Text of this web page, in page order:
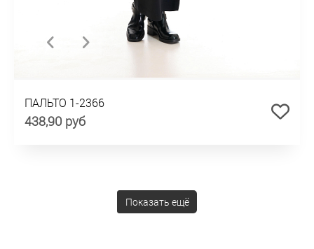
ПАЛЬТО 1-2366
438,90 руб
Показать ещё